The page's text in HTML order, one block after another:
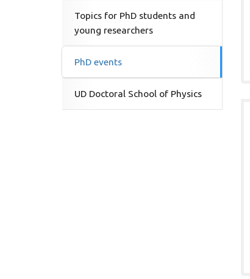
Topics for PhD students and
young researchers
PhD events
UD Doctoral School of Physics